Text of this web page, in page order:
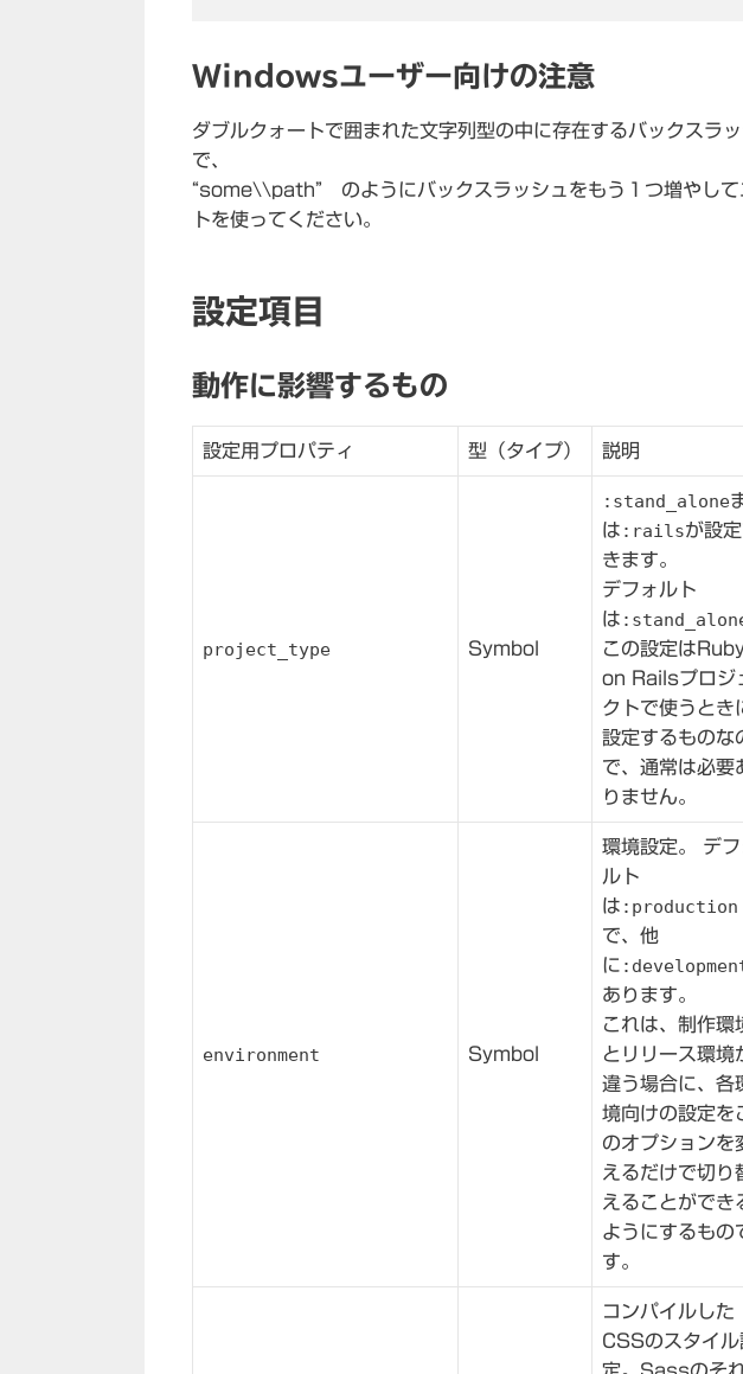
Windowsユーザー向けの注意
ダブルクォートで囲まれた文字列型の中に存在するバックスラ
で、
“some\\path” のようにバックスラッシュをもう１つ増やして
トを使ってください。
設定項目
動作に影響するもの
設定用プロパティ 型（タイプ） 説明
project_type Symbol
:stand_alone
は :railsが設
きます。
デフォルト
は
この設定は
on Railsプロジ
クトで使うとき
設定するものな
で、通常は必要
りません。
environment Symbol
環境設定。 デフ
ルト
は :production
で、他
に
あります。
これは、制作環
とリリース環境
違う場合に、各
境向けの設定を
のオプションを
えるだけで切り
えることができ
ようにするもの
す。
コンパイルした
CSSのスタイル
定。Sassのそ